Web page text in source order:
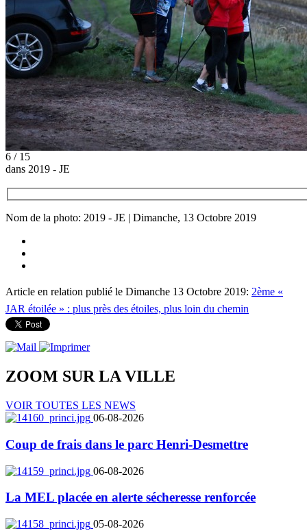
6 / 15
dans 2019 - JE
Nom de la photo: 2019 - JE | Dimanche, 13 Octobre 2019
Article en relation publié le Dimanche 13 Octobre 2019: 2ème «
JAR étoilée » : plus près des étoiles, plus loin du chemin
ZOOM SUR LAVILLE
VOIR TOUTES LES NEWS
06-08-2026
Coup de frais dans le parc Henri-Desmettre
06-08-2026
La MEL placée en alerte sécheresse renforcée
05-08-2026